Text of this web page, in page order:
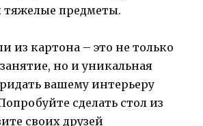
тяжелые предметы.
из картона – это не только
но и уникальная
вашему интерьеру
сделать стол из
своих друзей